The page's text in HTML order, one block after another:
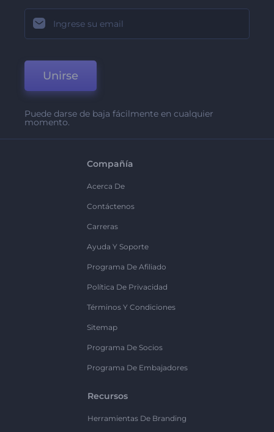
Unirse
Puede darse de baja fácilmente en cualquier
momento.
Compañía
Acerca De
Contáctenos
Carreras
Ayuda Y Soporte
Programa De Afiliado
Política De Privacidad
Términos Y Condiciones
Sitemap
Programa De Socios
Programa De Embajadores
Recursos
Herramientas De Branding